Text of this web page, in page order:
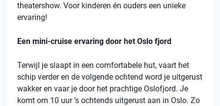
theatershow. Voor kinderen én ouders een unieke
ervaring!
Een mini-cruise ervaring door het Oslo fjord
Terwijl je slaapt in een comfortabele hut, vaart het
schip verder en de volgende ochtend word je uitgerust
wakker en vaar je door het prachtige Oslofjord. Je
komt om 10 uur ’s ochtends uitgerust aan in Oslo. Zo